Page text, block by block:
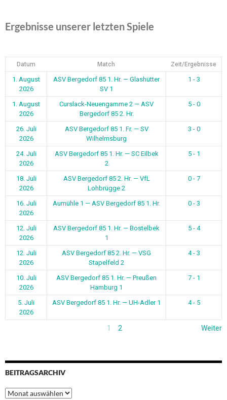
Ergebnisse unserer letzten Spiele
Datum Match Zeit/Ergebnisse
1. August
2026
ASV Bergedorf 85 1. Hr. — Glashütter
SV 1
1 - 3
1. August
2026
Curslack-Neuengamme 2 — ASV
Bergedorf 85 2. Hr.
5 - 0
26. Juli
2026
ASV Bergedorf 85 1. Fr. — SV
Wilhelmsburg
3 - 0
24. Juli
2026
ASV Bergedorf 85 1. Hr. — SC Eilbek
2
5 - 1
18. Juli
2026
ASV Bergedorf 85 2. Hr. — VfL
Lohbrügge 2
0 - 7
16. Juli
2026
Aumühle 1 — ASV Bergedorf 85 1. Hr. 0 - 3
12. Juli
2026
ASV Bergedorf 85 1. Hr. — Bostelbek
1
5 - 4
12. Juli
2026
ASV Bergedorf 85 2. Hr. — VSG
Stapelfeld 2
4 - 3
10. Juli
2026
ASV Bergedorf 85 1. Hr. — Preußen
Hamburg 1
7 - 1
5. Juli
2026
ASV Bergedorf 85 1. Hr. — UH-Adler 1 4 - 5
1 2 Weiter
BEITRAGSARCHIV
Beitragsarchiv